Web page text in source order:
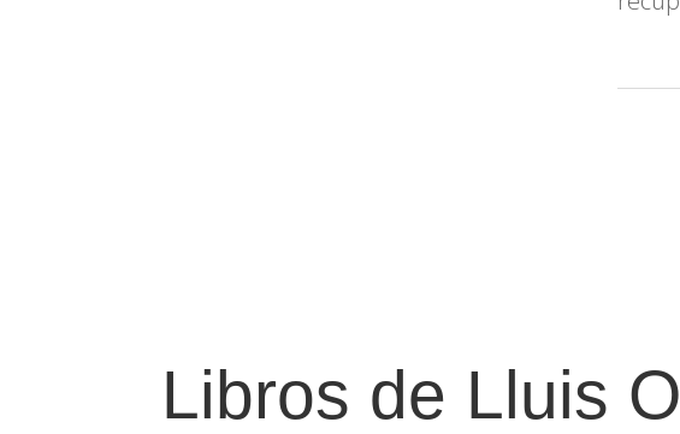
Libros de Lluis